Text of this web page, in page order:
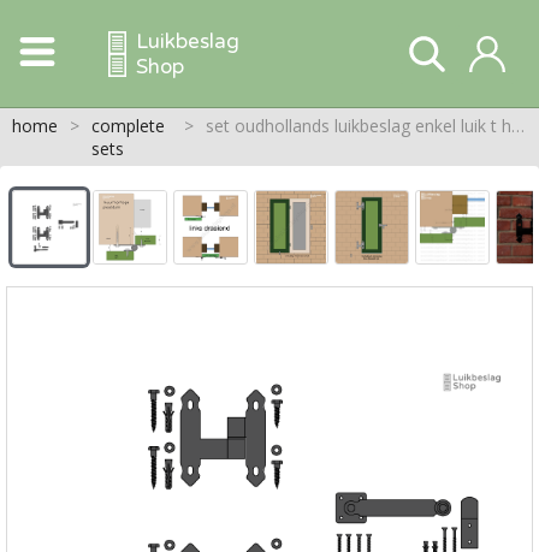
Luikbeslag
Shop
home > complete
sets
> set oudhollands luikbeslag enkel luik t heng linksdraaiend.